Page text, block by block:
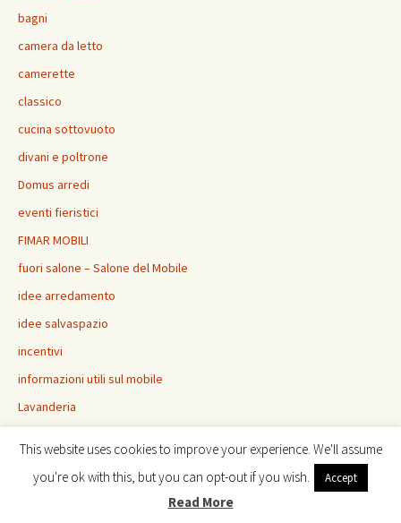
bagni
camera da letto
camerette
classico
cucina sottovuoto
divani e poltrone
Domus arredi
eventi fieristici
FIMAR MOBILI
fuori salone – Salone del Mobile
idee arredamento
idee salvaspazio
incentivi
informazioni utili sul mobile
Lavanderia
madie credenze
This website uses cookies to improve your experience. We'll assume
you're ok with this, but you can opt-out if you wish.
Accept
Read More